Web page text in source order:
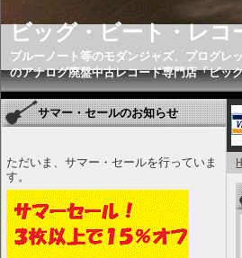
ビッグ・ビート・レコ
ブルーノート等のモダンジャズ、プログレ
のアナログ廃盤中古レコード専門店「ビッ
サマー・セールのお知らせ
ただいま、サマー・セールを行っていま
す。